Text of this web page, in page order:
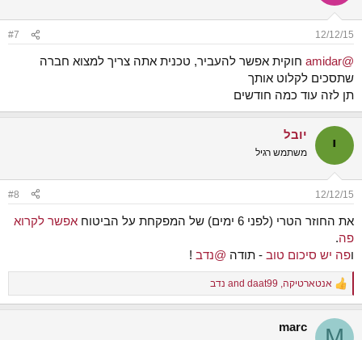
12/12/15
#7
@amidar
חוקית אפשר להעביר, טכנית אתה צריך למצוא חברה
שתסכים לקלוט אותך
תן לזה עוד כמה חודשים
י יובל
משתמש רגיל
12/12/15
#8
את החוזר הטרי (לפני 6 ימים) של המפקחת על הביטוח
אפשר לקרוא
פה.
ופה יש סיכום טוב - תודה @נדב !
R
e
c
אנטארטיקה,
daat99 נדב
marc